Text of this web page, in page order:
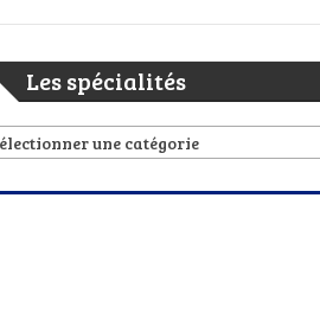
Les spécialités
une catégorie